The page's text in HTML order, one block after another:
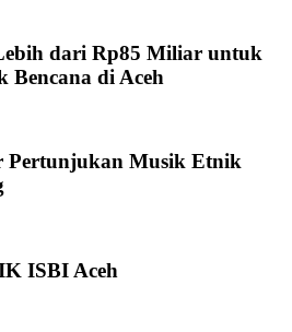
dari Rp85 Miliar untuk
Bencana di Aceh
Pertunjukan Musik Etnik
ISBI Aceh